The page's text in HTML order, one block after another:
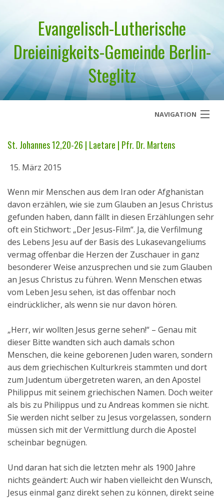
Evangelisch-Lutherische
Dreieinigkeits-Gemeinde Berlin-
Steglitz
NAVIGATION
Über uns
Geistliches Wort
Termine
Aktuelles
Kontakt
English
St. Johannes 12,20-26 | Laetare | Pfr. Dr. Martens
15. März 2015
Wenn mir Menschen aus dem Iran oder Afghanistan
davon erzählen, wie sie zum Glauben an Jesus Christus
gefunden haben, dann fällt in diesen Erzählungen sehr
oft ein Stichwort: „Der Jesus-Film“. Ja, die Verfilmung
des Lebens Jesu auf der Basis des Lukasevangeliums
vermag offenbar die Herzen der Zuschauer in ganz
besonderer Weise anzusprechen und sie zum Glauben
an Jesus Christus zu führen. Wenn Menschen etwas
vom Leben Jesu sehen, ist das offenbar noch
eindrücklicher, als wenn sie nur davon hören.
„Herr, wir wollten Jesus gerne sehen!“ – Genau mit
dieser Bitte wandten sich auch damals schon
Menschen, die keine geborenen Juden waren, sondern
aus dem griechischen Kulturkreis stammten und dort
zum Judentum übergetreten waren, an den Apostel
Philippus mit seinem griechischen Namen. Doch weiter
als bis zu Philippus und zu Andreas kommen sie nicht.
Sie werden nicht selber zu Jesus vorgelassen, sondern
müssen sich mit der Vermittlung durch die Apostel
scheinbar begnügen.
Und daran hat sich die letzten mehr als 1900 Jahre
nichts geändert: Auch wir haben vielleicht den Wunsch,
Jesus einmal ganz direkt sehen zu können, direkt seine